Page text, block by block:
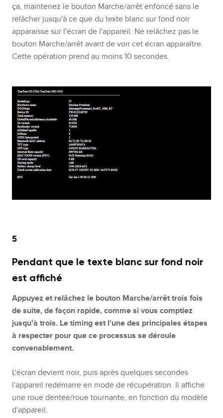
ça, maintenez le bouton Marche/arrêt enfoncé sans le
relâcher jusqu'à ce que du texte blanc sur fond noir
apparaisse sur l'écran de l'appareil. Ne relâchez pas le
bouton Marche/arrêt avant de voir cet écran apparaître.
Cette opération prend au moins 10 secondes.
5
Pendant que le texte blanc sur fond noir
est affiché
Appuyez et relâchez le bouton Marche/arrêt trois fois
de suite, de façon rapide, comme si vous comptiez
jusqu'à trois. Le timing est l'une des principales étapes
à respecter pour que ce processus se déroule
convenablement.
L'écran devient noir, puis après quelques secondes
l'appareil redémarre en mode de récupération. Il affiche
une roue dentée/roue tournante, en fonction du modèle
d'appareil.